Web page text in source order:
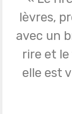
lèvres,
avec un
rire et
elle est